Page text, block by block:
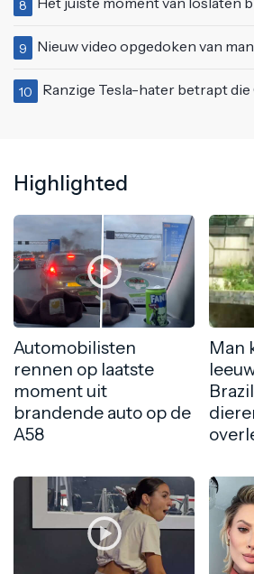
8
9 Nieuw video opgedoken van man die in
10 Ranzige Tesla-hater betrapt die Cybertruck op een
Highlighted
Automobilisten
rennen op laatste
moment uit
brandende auto op de
A58
Man